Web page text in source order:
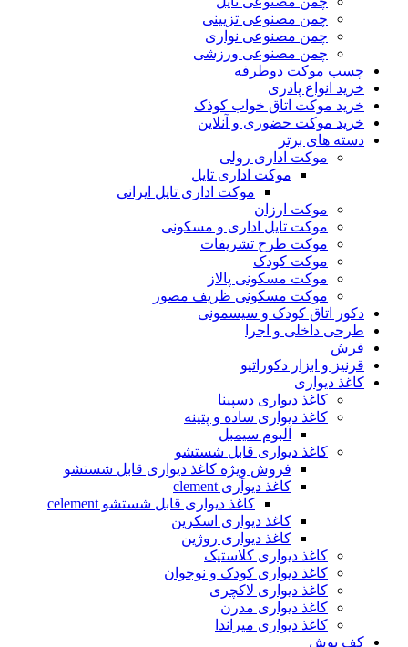
چمن مصنوعی تزیینی
چمن مصنوعی نواری
چمن مصنوعی ورزشی
چسب موکت دوطرفه
خرید انواع پادری
خرید موکت اتاق خواب کوذک
خرید موکت حضوری و آنلاین
دسته های برتر
موکت اداری رولی
موکت اداری تایل
موکت اداری تایل ایرانی
موکت ارزان
موکت تایل اداری و مسکونی
موکت طرح تشریفات
موکت کودک
موکت مسکونی پالاز
موکت مسکونی ظریف مصور
دکور اتاق کودک و سیسمونی
طرحی داخلی و اجرا
فرش
قرنیز و ابزار دکوراتیو
کاغذ دیواری
کاغذ دیواری دسپینا
کاغذ دیواری ساده و پتینه
آلبوم سیمبل
کاغذ دیواری قابل شستشو
فروش وِیژه کاغذ دیواری قابل شستشو
کاغذ دیواری clement
کاغذ دیواری قابل شستشو celement
کاغذ دیواری اسکرین
کاغذ دیواری روژین
کاغذ دیواری کلاستیک
کاغذ دیواری کودک و نوجوان
کاغذ دیواری لاکچری
کاغذ دیواری مدرن
کاغذ دیواری میراندا
کف پوش